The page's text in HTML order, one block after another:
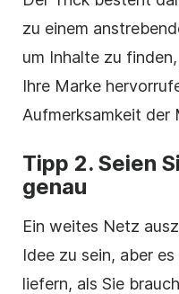
zu einem
um Inhalte zu
Ihre Marke
Aufmerksamkeit der
Tipp 2. Seien
genau
Ein weites Netz
Idee zu sein, aber
liefern, als Sie